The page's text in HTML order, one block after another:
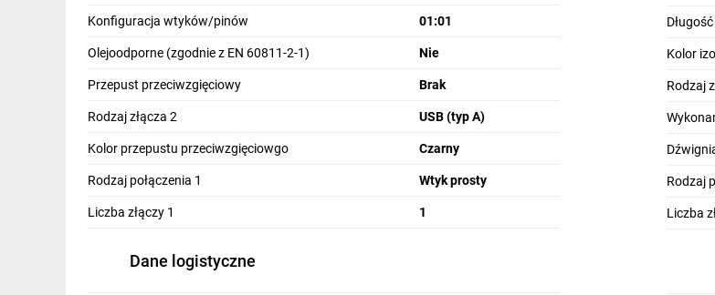
Smart home
Elektromobilność
Konfiguracja wtyków/pinów 01:01
Olejoodporne (zgodnie z EN 60811-2-1) Nie
Przepust przeciwzgięciowy Brak
Rodzaj złącza 2 USB (typ A)
Kolor przepustu przeciwzgięciowgo Czarny
Rodzaj połączenia 1 Wtyk prosty
Liczba złączy 1 1
Kolor
Rodzaj
Rodzaj
Liczba
Dane logistyczne